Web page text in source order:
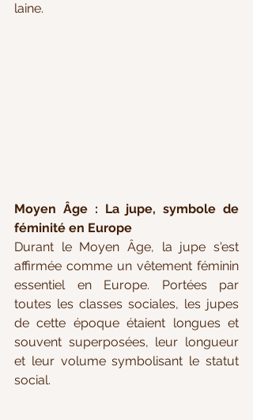
laine.
Moyen Âge : La jupe, symbole de
féminité en Europe
Durant le Moyen Âge, la jupe s'est
affirmée comme un vêtement féminin
essentiel en Europe. Portées par
toutes les classes sociales, les jupes
de cette époque étaient longues et
souvent superposées, leur longueur
et leur volume symbolisant le statut
social.